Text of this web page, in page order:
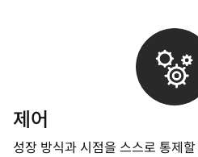
제어
성장 방식과 시점을 스스로 통제